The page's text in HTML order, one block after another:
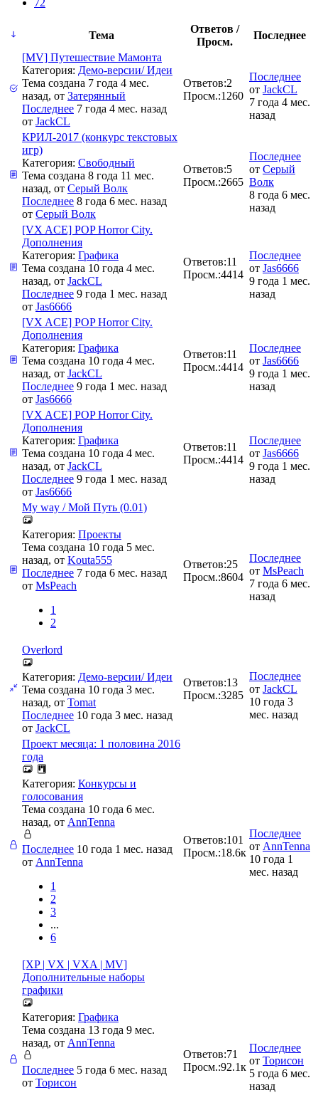
72
Тема
Ответов /
Просм.
Последнее
[MV] Путешествие Мамонта
Категория: Демо-версии/ Идеи
Тема создана 7 года 4 мес.
назад, от Затерянный
Последнее 7 года 4 мес. назад
от JackCL
Ответов:2
Просм.:1260
Последнее
от JackCL
7 года 4 мес.
назад
КРИЛ-2017 (конкурс текстовых
игр)
Категория: Свободный
Тема создана 8 года 11 мес.
назад, от Серый Волк
Последнее 8 года 6 мес. назад
от Серый Волк
Ответов:5
Просм.:2665
Последнее
от Серый
Волк
8 года 6 мес.
назад
[VX ACE] POP Horror City.
Дополнения
Категория: Графика
Тема создана 10 года 4 мес.
назад, от JackCL
Последнее 9 года 1 мес. назад
от Jas6666
Ответов:11
Просм.:4414
Последнее
от Jas6666
9 года 1 мес.
назад
[VX ACE] POP Horror City.
Дополнения
Категория: Графика
Тема создана 10 года 4 мес.
назад, от JackCL
Последнее 9 года 1 мес. назад
от Jas6666
Ответов:11
Просм.:4414
Последнее
от Jas6666
9 года 1 мес.
назад
[VX ACE] POP Horror City.
Дополнения
Категория: Графика
Тема создана 10 года 4 мес.
назад, от JackCL
Последнее 9 года 1 мес. назад
от Jas6666
Ответов:11
Просм.:4414
Последнее
от Jas6666
9 года 1 мес.
назад
My way / Мой Путь (0.01)
Категория: Проекты
Тема создана 10 года 5 мес.
назад, от Kouta555
Последнее 7 года 6 мес. назад
от MsPeach
1
2
Ответов:25
Просм.:8604
Последнее
от MsPeach
7 года 6 мес.
назад
Overlord
Категория: Демо-версии/ Идеи
Тема создана 10 года 3 мес.
назад, от Tomat
Последнее 10 года 3 мес. назад
от JackCL
Ответов:13
Просм.:3285
Последнее
от JackCL
10 года 3
мес. назад
Проект месяца: 1 половина 2016
года
Категория: Конкурсы и
голосования
Тема создана 10 года 6 мес.
назад, от AnnTenna
Последнее 10 года 1 мес. назад
от AnnTenna
1
2
3
...
6
Ответов:101
Просм.:18.6к
Последнее
от AnnTenna
10 года 1
мес. назад
[XP | VX | VXA | MV]
Дополнительные наборы
графики
Категория: Графика
Тема создана 13 года 9 мес.
назад, от AnnTenna
Последнее 5 года 6 мес. назад
от Торисон
Ответов:71
Просм.:92.1к
Последнее
от Торисон
5 года 6 мес.
назад